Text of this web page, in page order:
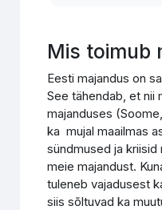
Mis toimub
Eesti majandus on
See tähendab, et nii
majanduses
ka mujal maailmas
sündmused ja
meie majandust.
tuleneb vajadusest
siis sõltuvad ka